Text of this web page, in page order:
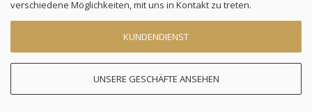
verschiedene Möglichkeiten, mit uns in Kontakt zu treten.
KUNDENDIENST
UNSERE GESCHÄFTE ANSEHEN